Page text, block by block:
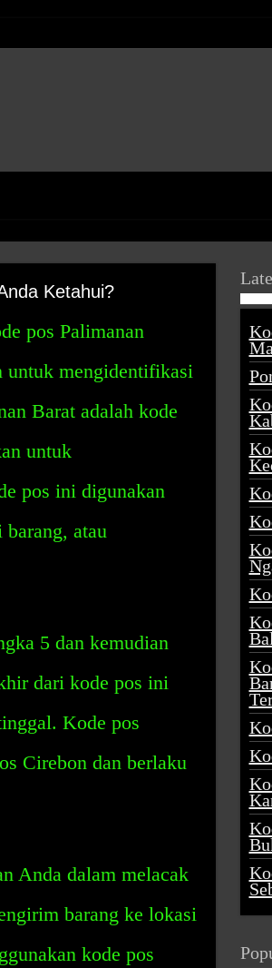
Ketahui?
pos Palimanan
untuk mengidentifikasi
Barat adalah kode
untuk
pos ini digunakan
atau
5 dan kemudian
dari kode pos ini
Kode pos
Cirebon dan berlaku
Anda dalam melacak
barang ke lokasi
kode pos